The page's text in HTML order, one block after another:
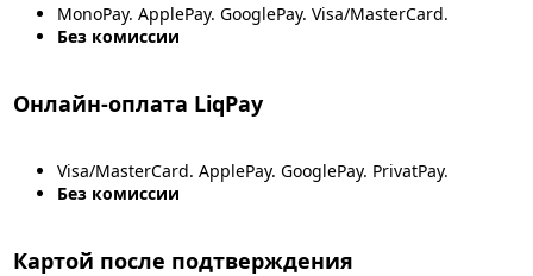
MonoPay. ApplePay. GooglePay. Visa/MasterCard.
Без комиссии
Онлайн-оплата LiqPay
Visa/MasterCard. ApplePay. GooglePay. PrivatPay.
Без комиссии
Картой после подтверждения